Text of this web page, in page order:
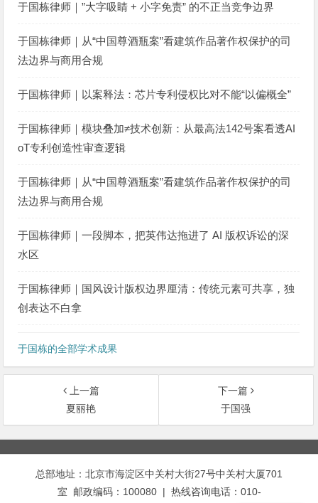
于国栋律师｜”大字吸睛 + 小字免责” 的不正当竞争边界
于国栋律师｜从“中国尊酒瓶案”看建筑作品著作权保护的司
法边界与商用合规
于国栋律师｜以案释法：芯片专利侵权比对不能“以偏概全”
于国栋律师｜模块叠加≠技术创新：从最高法142号案看透AI
oT专利创造性审查逻辑
于国栋律师｜从“中国尊酒瓶案”看建筑作品著作权保护的司
法边界与商用合规
于国栋律师｜一段脚本，把英伟达拖进了 AI 版权诉讼的深
水区
于国栋律师｜国风设计版权边界厘清：传统元素可共享，独
创表达不白拿
于国栋的全部学术成果
上一篇
夏丽艳
下一篇
于国强
文
章
总部地址：北京市海淀区中关村大街27号中关村大厦701
室 邮政编码：100080 | 热线咨询电话：010-